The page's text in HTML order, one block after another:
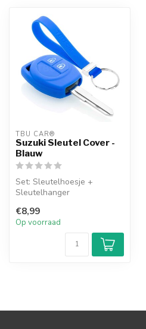
TBU CAR®
Suzuki Sleutel Cover -
Blauw
Set: Sleutelhoesje +
Sleutelhanger
€8,99
Op voorraad